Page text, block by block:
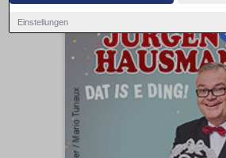
Einstellungen